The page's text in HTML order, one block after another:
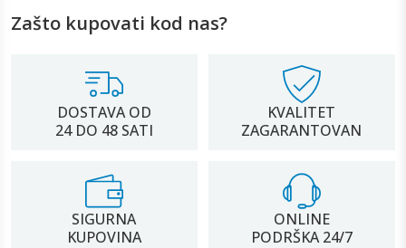
Zašto kupovati kod nas?
DOSTAVA OD
24 DO 48 SATI
KVALITET
ZAGARANTOVAN
SIGURNA
KUPOVINA
ONLINE
PODRŠKA 24/7